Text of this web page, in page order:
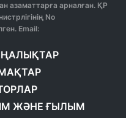
азаматтарға арналған. ҚР
No
Email:
ЖӘНЕ ҒЫЛЫМ